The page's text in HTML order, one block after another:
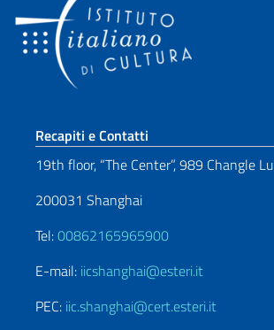
Sezione footer
Recapiti e Contatti
19th floor, “The Center”, 989 Changle Lu
200031 Shanghai
Tel:00862165965900
E-mail: iicshanghai@esteri.it
PEC: iic.shanghai@cert.esteri.it